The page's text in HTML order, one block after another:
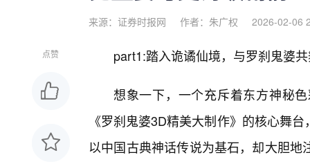
来源：证券时报网 作者：朱广权 2026-02-06
点赞 part1:踏入诡谲仙境，与罗刹鬼婆
想象一下，一个充斥着东方神秘
《罗刹鬼婆3D精美大制作》的核心舞
以中国古典神话传说为基石，却大胆